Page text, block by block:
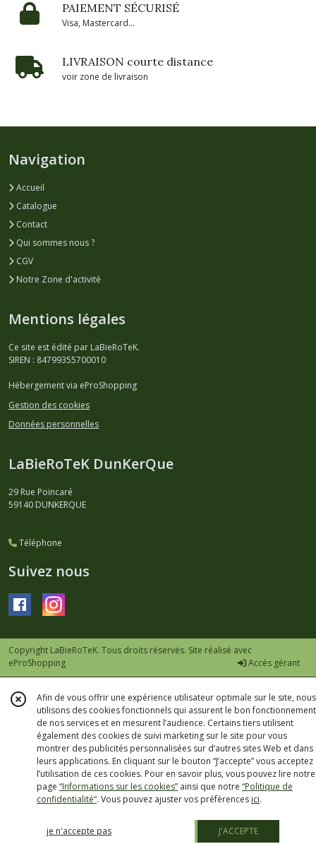
PAIEMENT SÉCURISÉ
Visa, Mastercard...
LIVRAISON courte distance
voir zone de livraison
Navigation
Accueil
Catalogue
Contact
Qui sommes nous ?
CGV
Notre Zone d'activité
Mentions légales
Ce site est édité par LaBieRoTeK.
SIREN : 84799355700010
Hébergement via eProShopping
Gestion des cookies
Données personnelles
LaBieRoTeK DunKerQue
29 Rue Poincaré
59140 DUNKERQUE
Téléphone
Suivez nous
Copyright LaBieRoTeK. Tous droits réservés. Site réalisé avec
eProShopping
Accès gérant
Afin de vous offrir une expérience utilisateur optimale sur le site, nous
utilisons des cookies fonctionnels qui assurent le bon fonctionnement
de nos services et en mesurent l’audience. Certains tiers utilisent
également des cookies de suivi marketing sur le site pour vous
montrer des publicités personnalisées sur d’autres sites Web et dans
leurs applications. En cliquant sur le bouton “J’accepte” vous acceptez
l’utilisation de ces cookies. Pour en savoir plus, vous pouvez lire notre
page “Informations sur les cookies” ainsi que notre “Politique de
confidentialité“. Vous pouvez ajuster vos préférences ici.
je n'accepte pas J'ACCEPTE